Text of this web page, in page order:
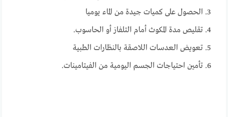
الحصول على كميات جيدة من الماء يوميا
تقليص مدة المكوث أمام التلفاز أو الحاسوب.
تعويض العدسات اللاصقة بالنظارات الطبية
تأمين احتياجات الجسم اليومية من الفيتامينات.